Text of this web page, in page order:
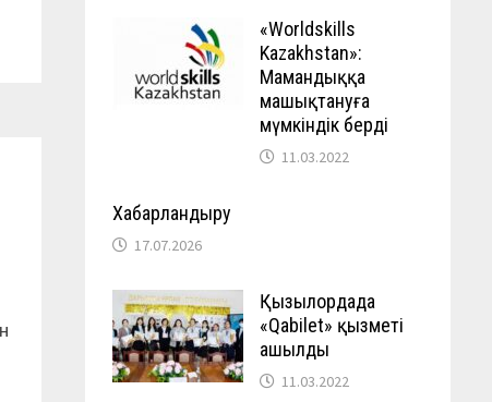
«Worldskills
Kazakhstan»:
Мамандыққа
машықтануға
мүмкіндік берді
11.03.2022
Хабарландыру
17.07.2026
Қызылордада
«Qabilet» қызметі
ашылды
11.03.2022